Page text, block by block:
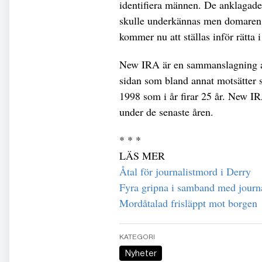
identifiera männen. De
skulle underkännas men
kommer nu att ställas inför rätta
New IRA är en
sidan som bland annat
1998 som i år firar 25 år. New
under de senaste åren.
* * *
LÄS MER
Åtal för journalistmord i Derry
Fyra gripna i samband med
Mordåtalad frisläppt mot borgen
KATEGORI
Nyheter